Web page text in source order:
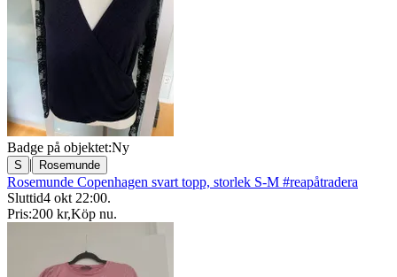
Badge på objektet:Ny
S | Rosemunde
Rosemunde Copenhagen svart topp, storlek S-M #reapåtradera
Sluttid4 okt 22:00.
Pris:200 kr,Köp nu.